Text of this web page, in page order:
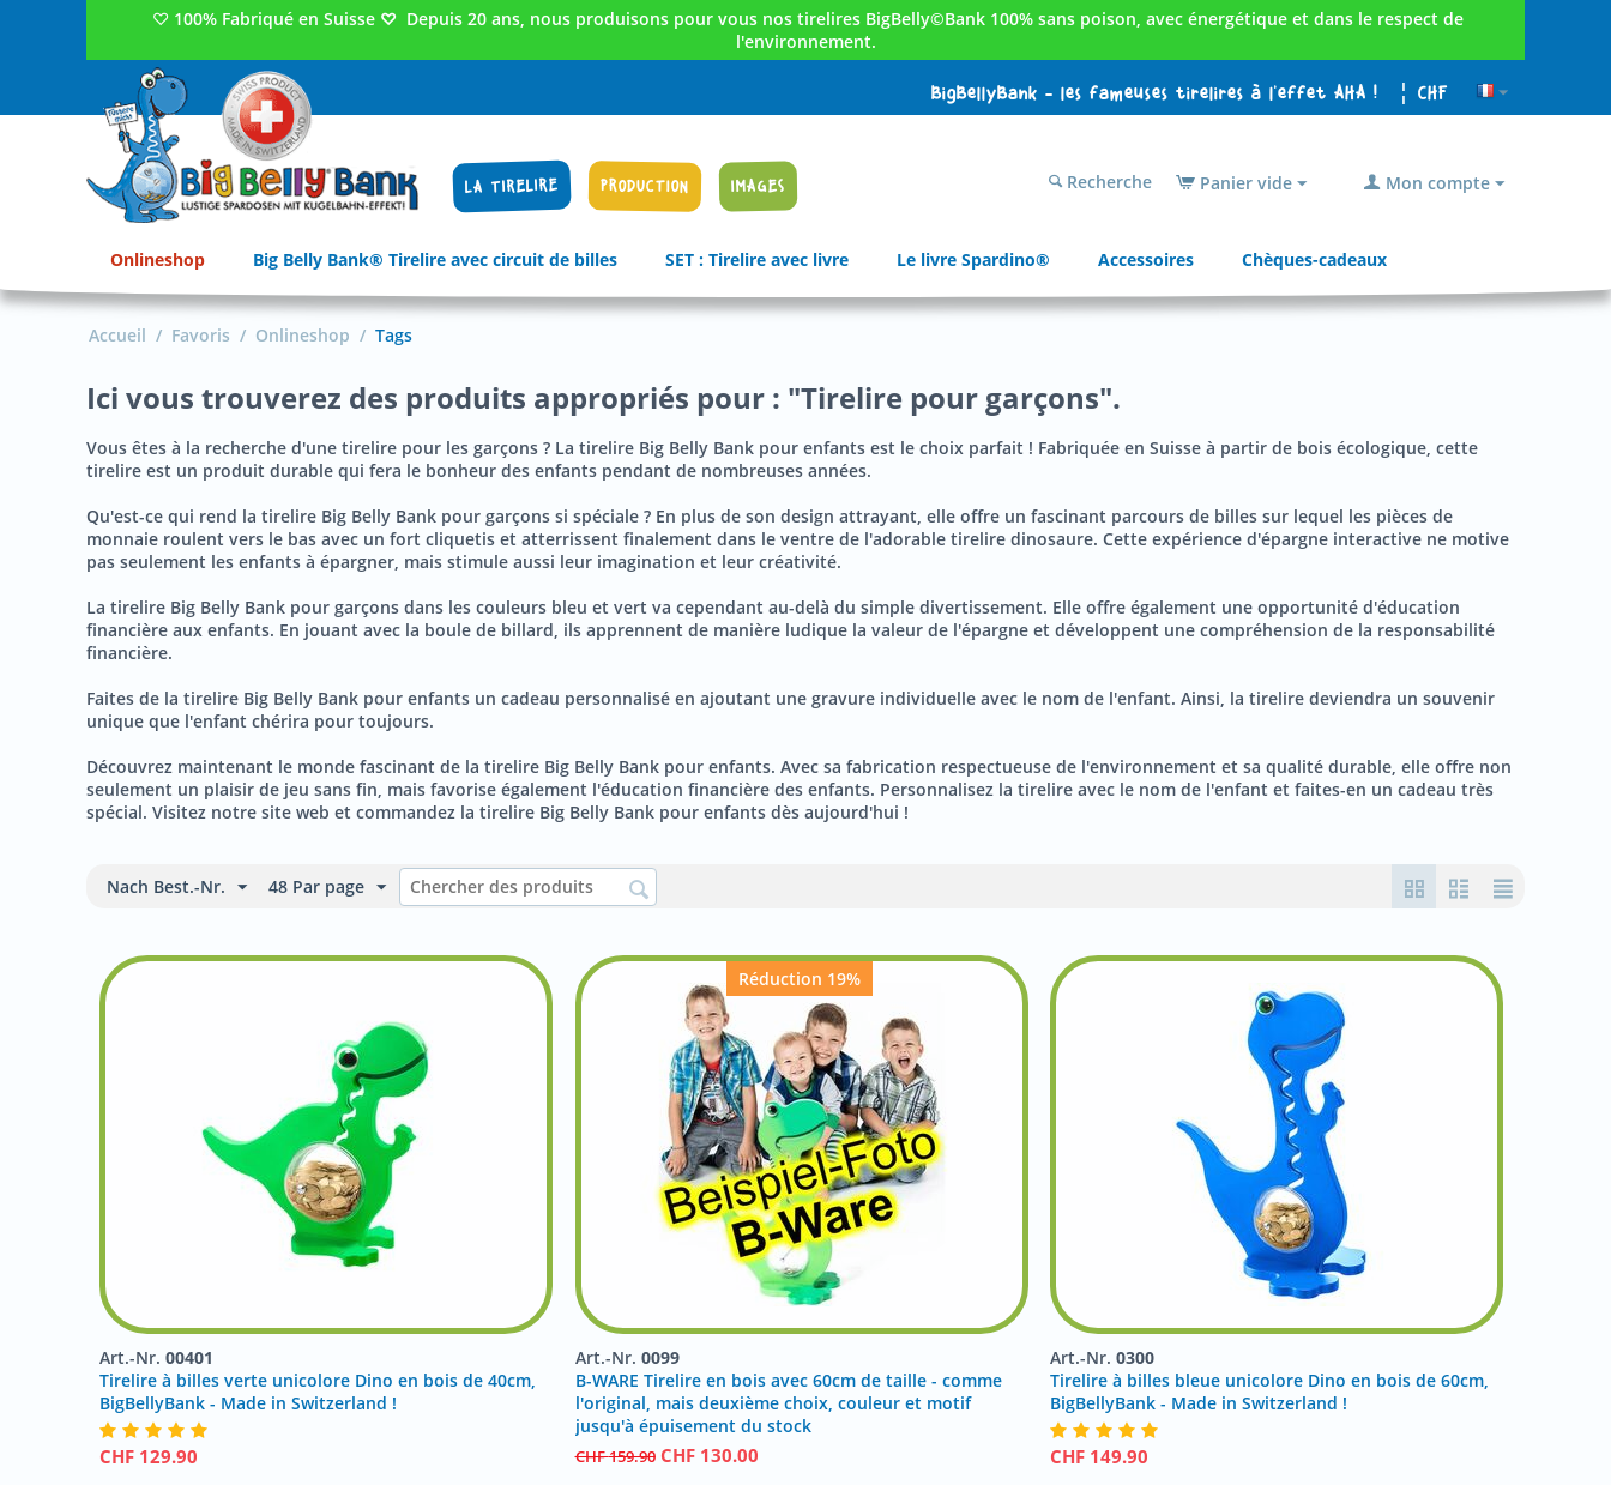
♡ 100% Fabriqué en Suisse ♡ Depuis 20 ans, nous produisons pour vous nos tirelires BigBelly©Bank 100% sans poison, avec énergétique et dans le respect de
l'environnement.
BigBellyBank - les fameuses tirelires à l'effet AHA ! ¦ CHF
LA TIRELIRE PRODUCTION IMAGES Mon compte
Panier vide
Recherche
Onlineshop Big Belly Bank® Tirelire avec circuit de billes SET : Tirelire avec livre Le livre Spardino® Accessoires Chèques-cadeaux
Accueil / Favoris / Onlineshop / Tags
Ici vous trouverez des produits appropriés pour : "Tirelire pour garçons".
Vous êtes à la recherche d'une tirelire pour les garçons ? La tirelire Big Belly Bank pour enfants est le choix parfait ! Fabriquée en Suisse à partir de bois écologique, cette
tirelire est un produit durable qui fera le bonheur des enfants pendant de nombreuses années.
Qu'est-ce qui rend la tirelire Big Belly Bank pour garçons si spéciale ? En plus de son design attrayant, elle offre un fascinant parcours de billes sur lequel les pièces de
monnaie roulent vers le bas avec un fort cliquetis et atterrissent finalement dans le ventre de l'adorable tirelire dinosaure. Cette expérience d'épargne interactive ne motive
pas seulement les enfants à épargner, mais stimule aussi leur imagination et leur créativité.
La tirelire Big Belly Bank pour garçons dans les couleurs bleu et vert va cependant au-delà du simple divertissement. Elle offre également une opportunité d'éducation
financière aux enfants. En jouant avec la boule de billard, ils apprennent de manière ludique la valeur de l'épargne et développent une compréhension de la responsabilité
financière.
Faites de la tirelire Big Belly Bank pour enfants un cadeau personnalisé en ajoutant une gravure individuelle avec le nom de l'enfant. Ainsi, la tirelire deviendra un souvenir
unique que l'enfant chérira pour toujours.
Découvrez maintenant le monde fascinant de la tirelire Big Belly Bank pour enfants. Avec sa fabrication respectueuse de l'environnement et sa qualité durable, elle offre non
seulement un plaisir de jeu sans fin, mais favorise également l'éducation financière des enfants. Personnalisez la tirelire avec le nom de l'enfant et faites-en un cadeau très
spécial. Visitez notre site web et commandez la tirelire Big Belly Bank pour enfants dès aujourd'hui !
Nach Best.-Nr. 48 Par page
Art.-Nr. 00401
Tirelire à billes verte unicolore Dino en bois de 40cm,
BigBellyBank - Made in Switzerland !
CHF 129.90
Réduction 19%
Art.-Nr. 0099
B-WARE Tirelire en bois avec 60cm de taille - comme
l'original, mais deuxième choix, couleur et motif
jusqu'à épuisement du stock
CHF159.90 CHF 130.00
Art.-Nr. 0300
Tirelire à billes bleue unicolore Dino en bois de 60cm,
BigBellyBank - Made in Switzerland !
CHF 149.90